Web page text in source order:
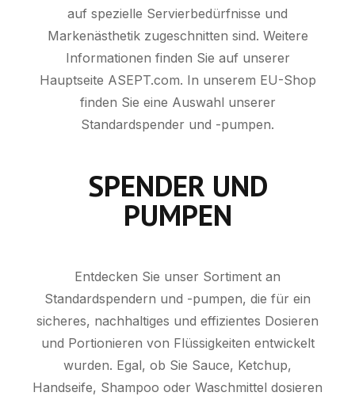
auf spezielle Servierbedürfnisse und
Markenästhetik zugeschnitten sind. Weitere
Informationen finden Sie auf unserer
Hauptseite ASEPT.com. In unserem EU-Shop
finden Sie eine Auswahl unserer
Standardspender und -pumpen.
SPENDER UND
PUMPEN
Entdecken Sie unser Sortiment an
Standardspendern und -pumpen, die für ein
sicheres, nachhaltiges und effizientes Dosieren
und Portionieren von Flüssigkeiten entwickelt
wurden. Egal, ob Sie Sauce, Ketchup,
Handseife, Shampoo oder Waschmittel dosieren